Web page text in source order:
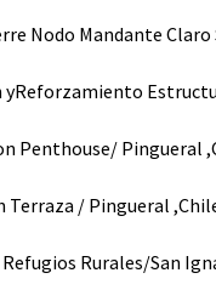
Nodo Mandante Claro
Pingueral
/ Pingueral
Rurales/San